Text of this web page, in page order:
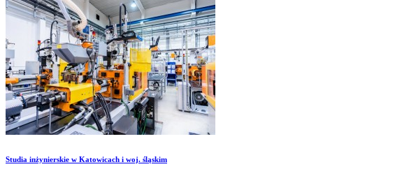
Studia inżynierskie w Katowicach i woj. śląskim